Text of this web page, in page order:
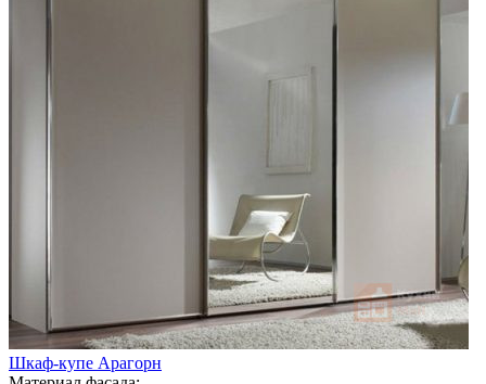
Шкаф-купе Арагорн